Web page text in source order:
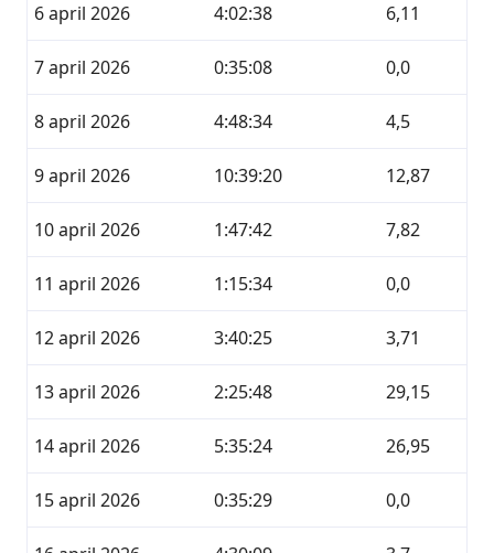
6 april 2026 4:02:38 6,11
7 april 2026 0:35:08 0,0
8 april 2026 4:48:34 4,5
9 april 2026 10:39:20 12,87
10 april 2026 1:47:42 7,82
11 april 2026 1:15:34 0,0
12 april 2026 3:40:25 3,71
13 april 2026 2:25:48 29,15
14 april 2026 5:35:24 26,95
15 april 2026 0:35:29 0,0